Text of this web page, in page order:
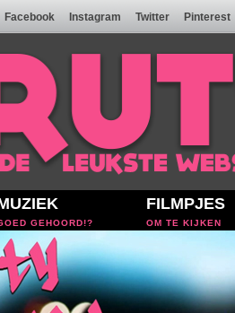
Facebook Instagram Twitter Pinterest
GEHOORD!?
FILMPJES
OM TE KIJKEN